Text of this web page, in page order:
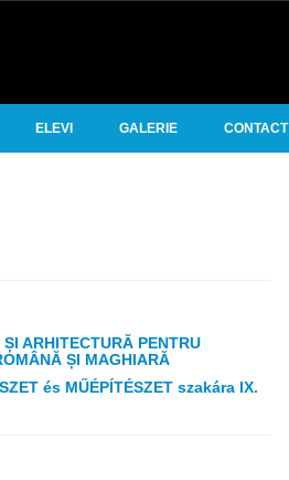
ELEVI GALERIE CONTACT
ARHITECTURĂ PENTRU
ȘI MAGHIARĂ
és MŰÉPÍTÉSZET szakára IX.